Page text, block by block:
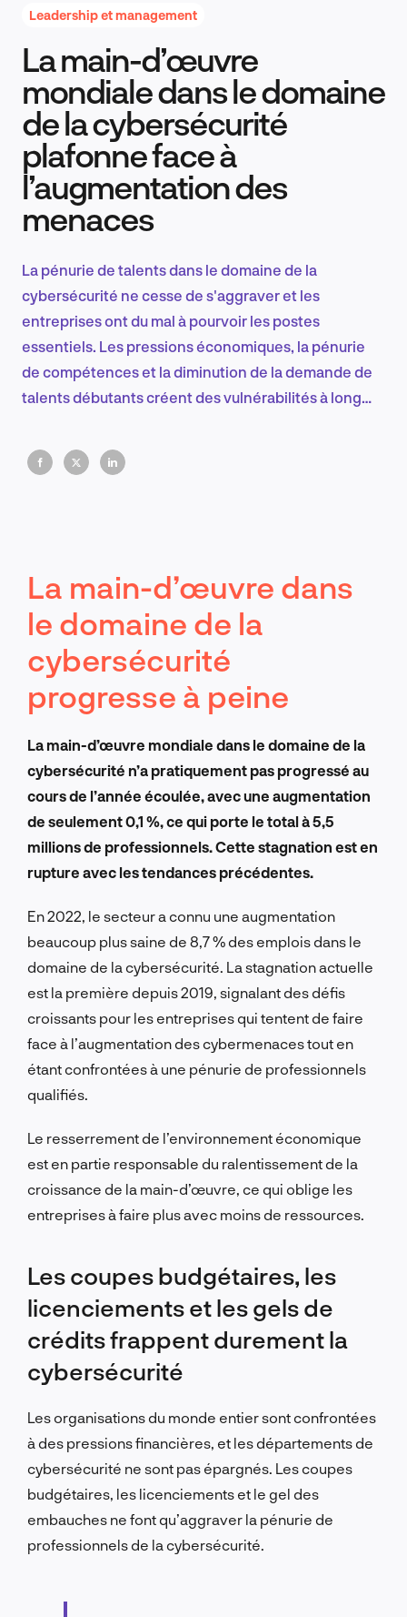
Recherche et conception produit
Tendances sectorielles
FR
Leadership et management
La main-d’œuvre
mondiale dans le domaine
de la cybersécurité
plafonne face à
l’augmentation des
menaces
La pénurie de talents dans le domaine de la
cybersécurité ne cesse de s'aggraver et les
entreprises ont du mal à pourvoir les postes
essentiels. Les pressions économiques, la pénurie
de compétences et la diminution de la demande de
talents débutants créent des vulnérabilités à long
entreprises doivent repenser le développement des
talents pour rester en sécurité.
La main-d’œuvre dans
le domaine de la
cybersécurité
progresse à peine
La main-d’œuvre mondiale dans le domaine de la
cybersécurité n’a pratiquement pas progressé au
cours de l’année écoulée, avec une augmentation
de seulement 0,1 %, ce qui porte le total à 5,5
millions de professionnels. Cette stagnation est en
rupture avec les tendances précédentes.
En 2022, le secteur a connu une augmentation
beaucoup plus saine de 8,7 % des emplois dans le
domaine de la cybersécurité. La stagnation actuelle
est la première depuis 2019, signalant des défis
croissants pour les entreprises qui tentent de faire
face à l’augmentation des cybermenaces tout en
étant confrontées à une pénurie de professionnels
qualifiés.
Le resserrement de l’environnement économique
est en partie responsable du ralentissement de la
croissance de la main-d’œuvre, ce qui oblige les
entreprises à faire plus avec moins de ressources.
Les coupes budgétaires, les
licenciements et les gels de
crédits frappent durement la
cybersécurité
Les organisations du monde entier sont confrontées
à des pressions financières, et les départements de
cybersécurité ne sont pas épargnés. Les coupes
budgétaires, les licenciements et le gel des
embauches ne font qu’aggraver la pénurie de
professionnels de la cybersécurité.